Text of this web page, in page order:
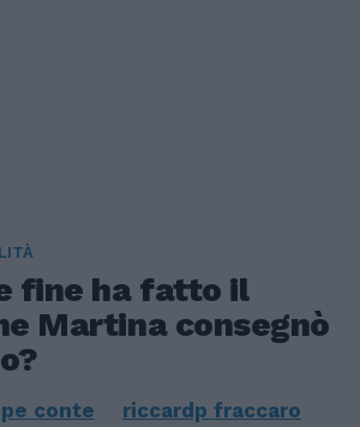
fine ha fatto il
Martina consegnò
conte riccardp fraccaro